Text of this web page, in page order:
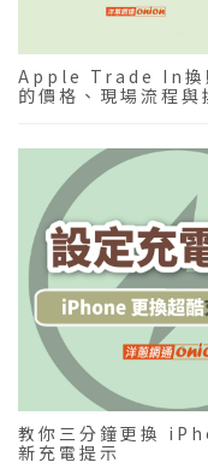
Apple Trade In換
的價格、現場流程與
教你三分鐘更換
新充電提示